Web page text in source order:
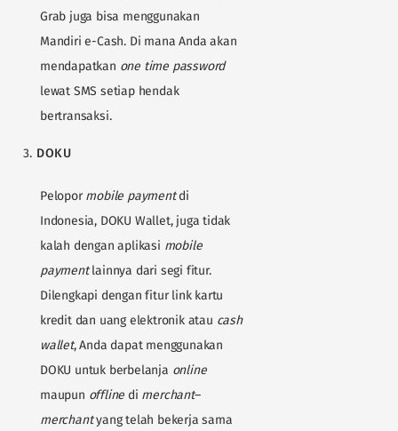
Grab juga bisa menggunakan
Mandiri e-Cash. Di mana Anda akan
mendapatkan one time password
lewat SMS setiap hendak
bertransaksi.
DOKU
Pelopor mobile paymentdi
Indonesia, DOKU Wallet, juga tidak
kalah dengan aplikasi mobile
paymentlainnya dari segi fitur.
Dilengkapi dengan fitur link kartu
kredit dan uang elektronik atau cash
wallet, Anda dapat menggunakan
DOKU untuk berbelanja online
maupun offline di merchant–
merchantyang telah bekerja sama